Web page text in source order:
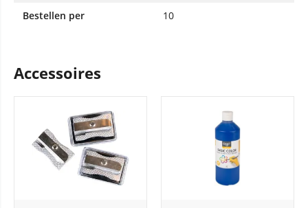
Bestellen per
10
Accessoires